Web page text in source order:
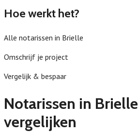
Hoe werkt het?
Alle notarissen in Brielle
Omschrijf je project
Vergelijk & bespaar
Notarissen in Brielle
vergelijken